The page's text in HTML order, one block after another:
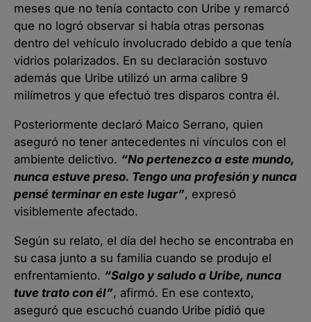
meses que no tenía contacto con Uribe y remarcó
que no logró observar si había otras personas
dentro del vehículo involucrado debido a que tenía
vidrios polarizados. En su declaración sostuvo
además que Uribe utilizó un arma calibre 9
milímetros y que efectuó tres disparos contra él.
Posteriormente declaró Maico Serrano, quien
aseguró no tener antecedentes ni vínculos con el
ambiente delictivo. “No pertenezco a este mundo,
nunca estuve preso. Tengo una profesión y nunca
pensé terminar en este lugar”, expresó
visiblemente afectado.
Según su relato, el día del hecho se encontraba en
su casa junto a su familia cuando se produjo el
enfrentamiento. “Salgo y saludo a Uribe, nunca
tuve trato con él”, afirmó. En ese contexto,
aseguró que escuchó cuando Uribe pidió que